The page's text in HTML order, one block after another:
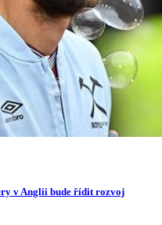
v Anglii bude řídit rozvoj